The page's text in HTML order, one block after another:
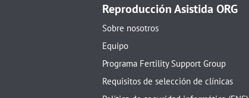
Reproducción Asistida ORG
Sobre nosotros
Equipo
Programa Fertility Support Group
Requisitos de selección de clínicas